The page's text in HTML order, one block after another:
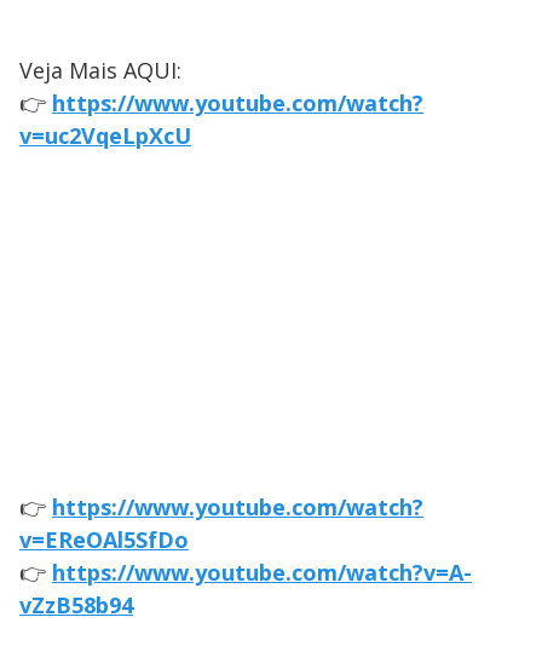
Veja Mais AQUI:
👉 https://www.youtube.com/watch?
v=uc2VqeLpXcU
👉 https://www.youtube.com/watch?
v=EReOAl5SfDo
👉 https://www.youtube.com/watch?v=A-
vZzB58b94